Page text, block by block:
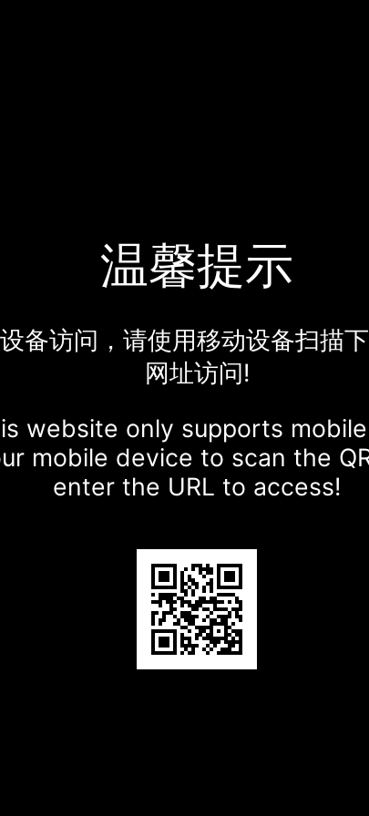
温馨提示
备访问，请使用移动设备扫描
网址访问!
website only supports
mobile device to scan the
enter the URL to access!